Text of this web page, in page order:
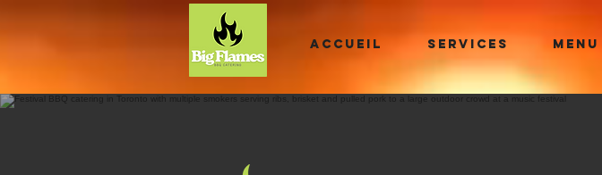
ACCUEIL SERVICES MENU